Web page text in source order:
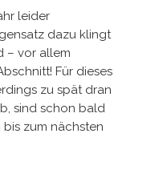
leider
dazu klingt
– vor allem
Für dieses
zu spät dran
sind schon bald
zum nächsten